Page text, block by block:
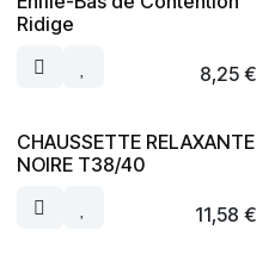
Ridige
8,25€
CHAUSSETTE RELAXANTE
NOIRE T38/40
11,58 €